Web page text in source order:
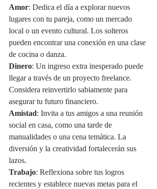
Amor: Dedica el día a explorar nuevos
lugares con tu pareja, como un mercado
local o un evento cultural. Los solteros
pueden encontrar una conexión en una clase
de cocina o danza.
Dinero: Un ingreso extra inesperado puede
llegar a través de un proyecto freelance.
Considera reinvertirlo sabiamente para
asegurar tu futuro financiero.
Amistad: Invita a tus amigos a una reunión
social en casa, como una tarde de
manualidades o una cena temática. La
diversión y la creatividad fortalecerán sus
lazos.
Trabajo: Reflexiona sobre tus logros
recientes y establece nuevas metas para el